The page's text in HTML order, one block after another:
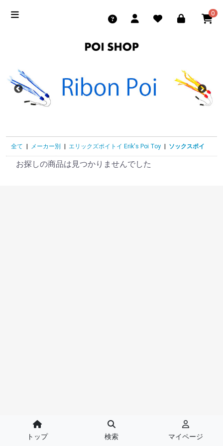
0
全て | メーカー別 | エリックズポイトイ Erik's Poi Toy | ソックスポイ
お探しの商品は見つかりませんでした
トップ 検索 マイページ